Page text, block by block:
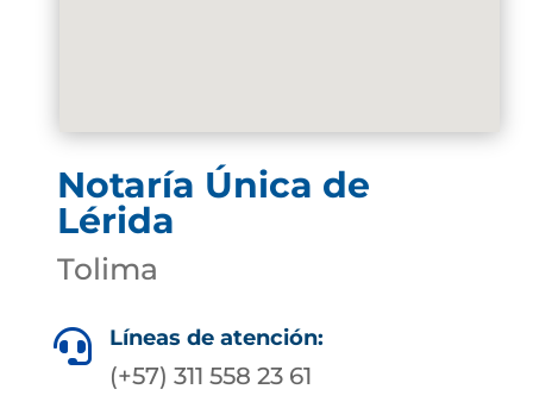
Notaría Única de
Lérida
Tolima
 Líneas de atención:
(+57) 311 558 23 61